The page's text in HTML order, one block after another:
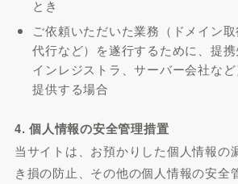
とき
ご依頼いただいた業務（ドメイン
代行など）を遂行するために、提
インレジストラ、サーバー会社な
提供する場合
4. 個人情報の安全管理措置
当サイトは、お預かりした個人情報の
き損の防止、その他の個人情報の安全